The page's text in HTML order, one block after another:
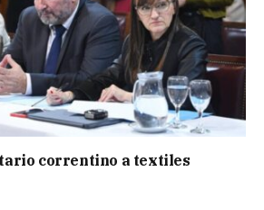
correntino a textiles